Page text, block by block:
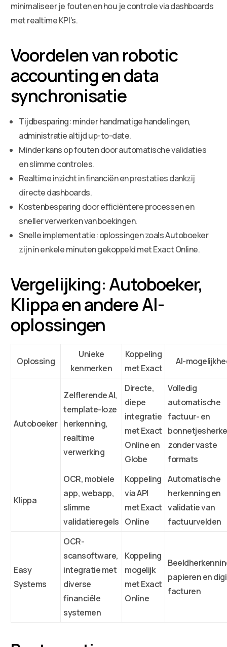
minimaliseer je fouten en hou je controle via dashboards
met realtime KPI’s.
Voordelen van robotic
accounting en data
synchronisatie
Tijdbesparing: minder handmatige handelingen,
administratie altijd up-to-date.
Minder kans op fouten door automatische validaties
en slimme controles.
Realtime inzicht in financiën en prestaties dankzij
directe dashboards.
Kostenbesparing door efficiëntere processen en
sneller verwerken van boekingen.
Snelle implementatie: oplossingen zoals Autoboeker
zijn in enkele minuten gekoppeld met Exact Online.
Vergelijking: Autoboeker,
Klippa en andere AI-
oplossingen
Oplossing
Unieke
kenmerken
Koppeling
met Exact
AI-
Autoboeker
Zelflerende AI,
template-loze
herkenning,
realtime
verwerking
Directe,
diepe
integratie
met Exact
Online en
Globe
Volledig
automatische
factuur- en
zonder vaste
formats
Klippa
OCR, mobiele
app, webapp,
slimme
validatieregels
Koppeling
via API
met Exact
Online
Automatische
herkenning en
validatie van
factuurvelden
Easy
Systems
OCR-
scansoftware,
integratie met
diverse
financiële
systemen
Koppeling
mogelijk
met Exact
Online
papieren en
facturen